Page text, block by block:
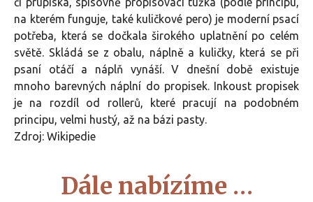
na kterém funguje, také kuličkové pero) je moderní psací
potřeba, která se dočkala širokého uplatnění po celém
světě. Skládá se z obalu, náplně a kuličky, která se při
psaní otáčí a náplň vynáší. V dnešní době existuje
mnoho barevných náplní do propisek. Inkoust propisek
je na rozdíl od rollerů, které pracují na podobném
principu, velmi hustý, až na bázi pasty.
Zdroj: Wikipedie
Dále nabízíme …